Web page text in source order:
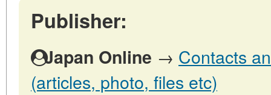
Publisher:
Japan Online → Contacts
(articles, photo, files etc)